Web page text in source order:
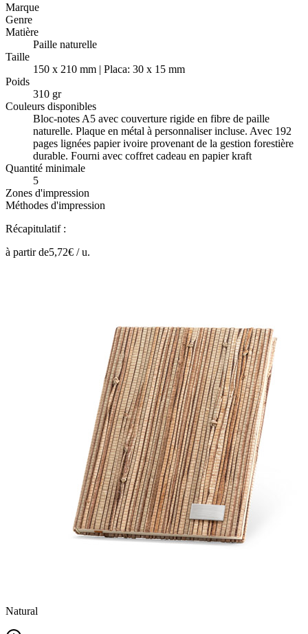
Marque
Genre
Matière
Paille naturelle
Taille
150 x 210 mm | Placa: 30 x 15 mm
Poids
310 gr
Couleurs disponibles
Bloc-notes A5 avec couverture rigide en fibre de paille
naturelle. Plaque en métal à personnaliser incluse. Avec 192
pages lignées papier ivoire provenant de la gestion forestière
durable. Fourni avec coffret cadeau en papier kraft
Quantité minimale
5
Zones d'impression
Méthodes d'impression
Récapitulatif :
à partir de5,72€ /u.
Natural